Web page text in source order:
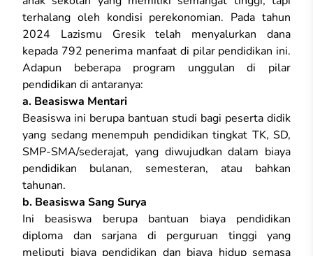
terhalang oleh kondisi perekonomian. Pada tahun
2024 Lazismu Gresik telah menyalurkan dana
kepada 792 penerima manfaat di pilar pendidikan ini.
Adapun beberapa program unggulan di pilar
pendidikan di antaranya:
a. Beasiswa Mentari
Beasiswa ini berupa bantuan studi bagi peserta didik
yang sedang menempuh pendidikan tingkat TK, SD,
SMP-SMA/sederajat, yang diwujudkan dalam biaya
pendidikan bulanan, semesteran, atau bahkan
tahunan.
b. Beasiswa Sang Surya
Ini beasiswa berupa bantuan biaya pendidikan
diploma dan sarjana di perguruan tinggi yang
meliputi biaya pendidikan dan biaya hidup semasa